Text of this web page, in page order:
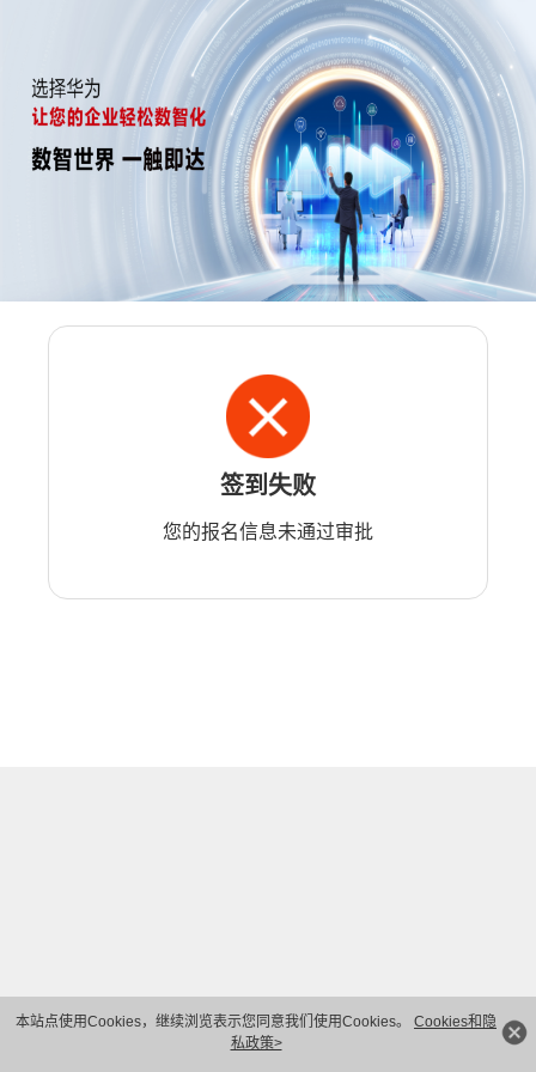
本站点使用Cookies，继续浏览表示您同意我们使用Cookies。 Cookies和隐
私政策>
签到失败
您的报名信息未通过审批